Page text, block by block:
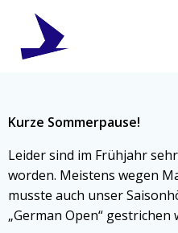
Kurze Sommerpause!
Leider sind im Frühjahr
worden. Meistens wegen
musste auch unser
„German Open“ gestrichen